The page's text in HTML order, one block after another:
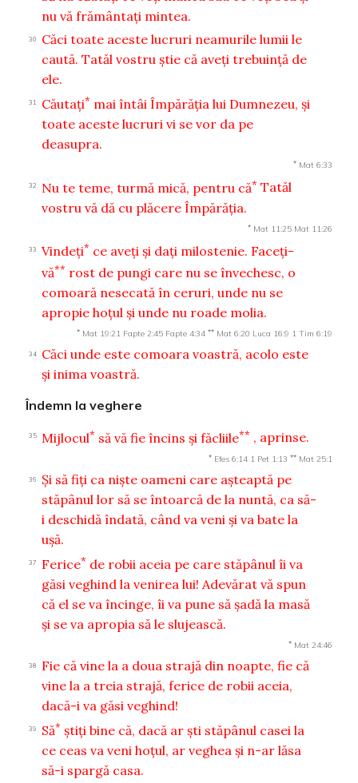
nu vă frământaţi mintea.
30
Căci toate aceste lucruri neamurile lumii le
caută. Tatăl vostru ştie că aveţi trebuinţă de
ele.
31 Căutaţi* mai întâi Împărăţia lui Dumnezeu, şi
toate aceste lucruri vi se vor da pe
deasupra.
* Mat 6:33
32 Nu te teme, turmă mică, pentru că* Tatăl
vostru vă dă cu plăcere Împărăţia.
* Mat 11:25 Mat 11:26
33 Vindeţi* ce aveţi şi daţi milostenie. Faceţi-
vă** rost de pungi care nu se învechesc, o
comoară nesecată în ceruri, unde nu se
apropie hoţul şi unde nu roade molia.
* Mat 19:21 Fapte 2:45 Fapte 4:34 ** Mat 6:20 Luca 16:9 1 Tim 6:19
34
Căci unde este comoara voastră, acolo este
şi inima voastră.
Îndemn la veghere
35 Mijlocul* să vă fie încins şi făcliile** , aprinse.
* Efes 6:14 1 Pet 1:13 ** Mat 25:1
36
Şi să fiţi ca nişte oameni care aşteaptă pe
stăpânul lor să se întoarcă de la nuntă, ca să-
i deschidă îndată, când va veni şi va bate la
uşă.
37 Ferice* de robii aceia pe care stăpânul îi va
găsi veghind la venirea lui! Adevărat vă spun
că el se va încinge, îi va pune să şadă la masă
şi se va apropia să le slujească.
* Mat 24:46
38
Fie că vine la a doua strajă din noapte, fie că
vine la a treia strajă, ferice de robii aceia,
dacă-i va găsi veghind!
39 Să* ştiţi bine că, dacă ar şti stăpânul casei la
ce ceas va veni hoţul, ar veghea şi n-ar lăsa
să-i spargă casa.